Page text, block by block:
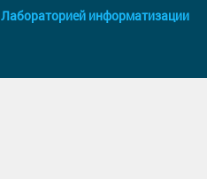
Лабораторией информатизации